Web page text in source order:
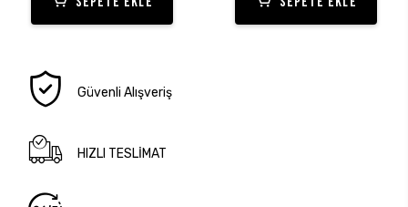
Güvenli Alışveriş
HIZLI TESLİMAT